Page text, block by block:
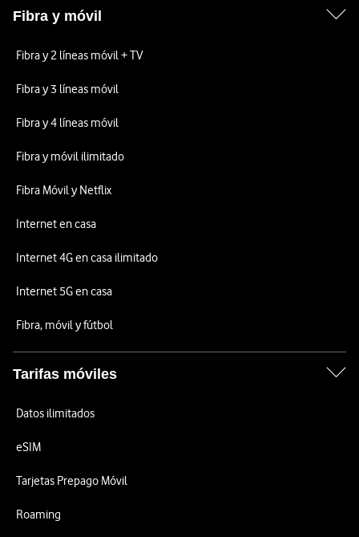
Fibra y móvil
Fibra y 2 líneas móvil + TV
Fibra y 3 líneas móvil
Fibra y 4 líneas móvil
Fibra y móvil ilimitado
Fibra Móvil y Netflix
Internet en casa
Internet 4G en casa ilimitado
Internet 5G en casa
Fibra, móvil y fútbol
Tarifas móviles
Datos ilimitados
eSIM
Tarjetas Prepago Móvil
Roaming